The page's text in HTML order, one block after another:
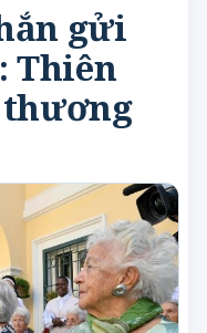
gửi
Thiên
thương